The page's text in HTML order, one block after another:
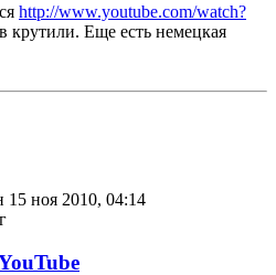
http://www.youtube.com/watch?
крутили. Еще есть немецкая
15 ноя 2010, 04:14